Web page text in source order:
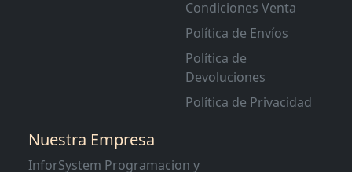
Condiciones Venta
Política de Envíos
Política de
Devoluciones
Política de Privacidad
Nuestra Empresa
InforSystem Programacion y